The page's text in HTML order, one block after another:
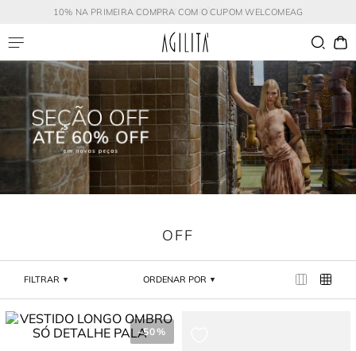
10% NA PRIMEIRA COMPRA COM O CUPOM WELCOMEAG
OFF
FILTRAR ORDENAR POR
-50%